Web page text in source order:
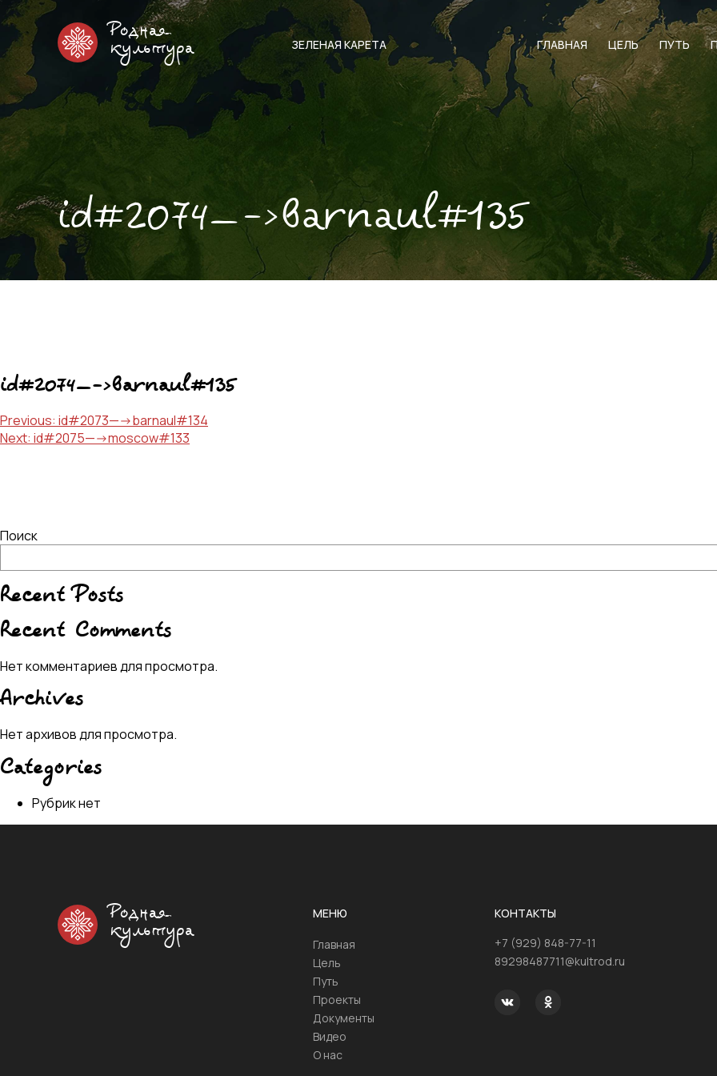
Родная
культура
ЗЕЛЕНАЯ КАРЕТА ГЛАВНАЯ ЦЕЛЬ ПУТЬ
id#2074—->barnaul#135
id#2074—->barnaul#135
Навигация
по
Previous: id#2073—->barnaul#134
Next: id#2075—->moscow#133
Поиск
Recent Posts
Recent Comments
Нет комментариев для просмотра.
Archives
Нет архивов для просмотра.
Categories
Рубрик нет
Родная
культура
МЕНЮ
Главная
Цель
Путь
Проекты
Документы
Видео
О нас
КОНТАКТЫ
+7 (929) 848-77-11
89298487711@kultrod.ru